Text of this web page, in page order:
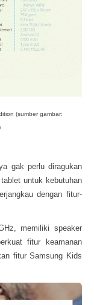
(sumber gambar:
gak perlu diragukan
untuk kebutuhan
dengan fitur-
memiliki speaker
fitur keamanan
fitur Samsung Kids